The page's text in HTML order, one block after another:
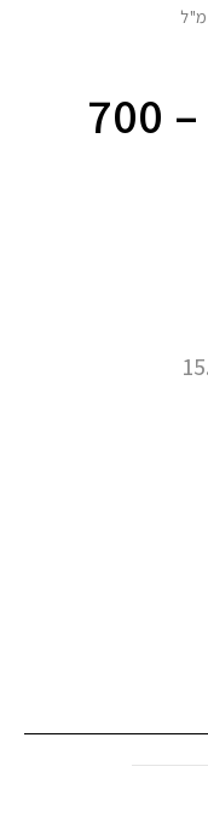
מארז ג'ין גורדונס – 700